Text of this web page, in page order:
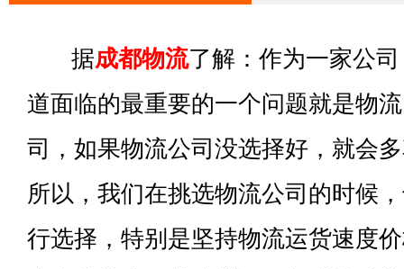
据成都物流了解：作为一家公
道面临的最重要的一个问题就是物
司，如果物流公司没选择好，就会
所以，我们在挑选物流公司的时候
行选择，特别是坚持物流运货速度